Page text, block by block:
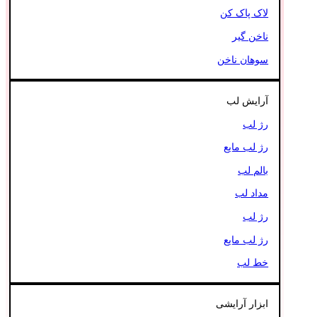
لاک پاک کن
ناخن گیر
سوهان ناخن
آرایش لب
رژ لب
رژ لب مایع
بالم لب
مداد لب
رژ لب
رژ لب مایع
خط لب
ابزار آرایشی